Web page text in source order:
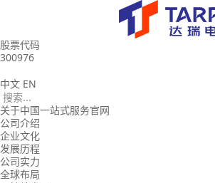
股票代码
300976
中文 EN
关于中国一站式服务官网
公司介绍
企业文化
发展历程
公司实力
全球布局